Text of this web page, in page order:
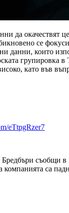
да окачествят
се
данни, които
групировка в
като във
eTtpgRzer7
съобщи в
компанията са